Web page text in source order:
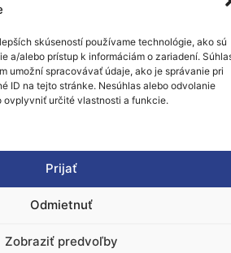
skúseností používame technológie, ako sú
a/alebo prístup k informáciám o zariadení.
umožní spracovávať údaje, ako je správanie pri
ID na tejto stránke. Nesúhlas alebo odvolanie
ovplyvniť určité vlastnosti a funkcie.
Prijať
Odmietnuť
Zobraziť predvoľby
tém pod jednou strechou.
organizáciou APEL v
inovatívneho zdravotníctva v